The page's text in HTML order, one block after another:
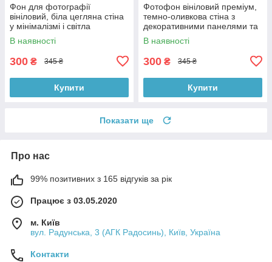
Фон для фотографії
вініловий, біла цегляна стіна
у мінімалізмі і світла
однотонна підлога 60×90 см,
№57140
В наявності
300 ₴ 345 ₴
Купити
Фотофон вініловий преміум,
темно-оливкова стіна з
декоративними панелями та
світле дерево підлоги 60×90
см, №57224
В наявності
300 ₴ 345 ₴
Купити
Показати ще
Про нас
99% позитивних з 165 відгуків за рік
Працює з 03.05.2020
м. Київ
вул. Радунська, 3 (АГК Радосинь), Київ, Україна
Контакти